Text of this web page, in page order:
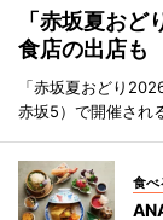
「赤坂夏お
食店の出店も
「赤坂夏おどり
赤坂5）で開催され
食べ